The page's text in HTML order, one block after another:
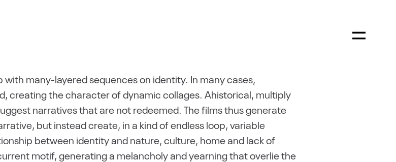
with many-layered sequences on identity. In many cases,
creating the character of dynamic collages. Ahistorical, multiply
narratives that are not redeemed. The films thus generate
but instead create, in a kind of endless loop, variable
between identity and nature, culture, home and lack of
motif, generating a melancholy and yearning that overlie the